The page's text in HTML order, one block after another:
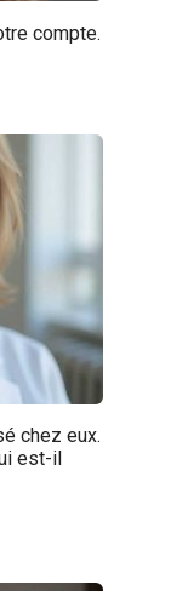
compte.
chez eux.
est-il